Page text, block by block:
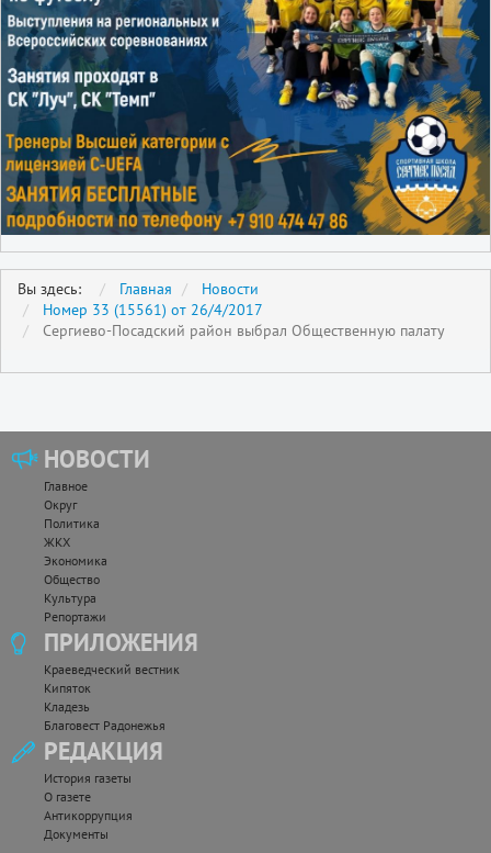
Вы здесь: Главная
Новости
Номер 33 (15561) от 26/4/2017
Сергиево-Посадский район выбрал Общественную палату
НОВОСТИ
Главное
Округ
Политика
ЖКХ
Экономика
Общество
Культура
Репортажи
ПРИЛОЖЕНИЯ
Краеведческий вестник
Кипяток
Кладезь
Благовест Радонежья
РЕДАКЦИЯ
История газеты
О газете
Антикоррупция
Документы